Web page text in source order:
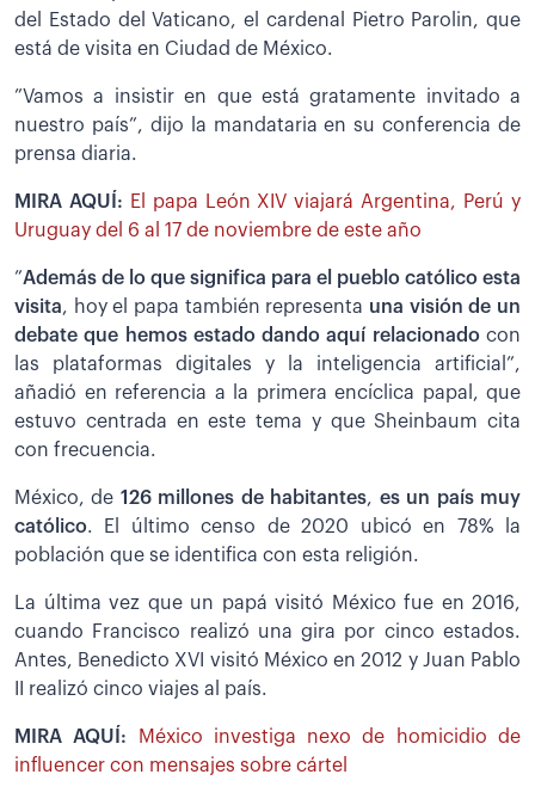
del Estado del Vaticano, el cardenal Pietro Parolin, que
está de visita en Ciudad de México.
”Vamos a insistir en que está gratamente invitado a
nuestro país”, dijo la mandataria en su conferencia de
prensa diaria.
MIRA AQUÍ: El papa León XIV viajará Argentina, Perú y
Uruguay del 6 al 17 de noviembre de este año
”Además de lo que significa para el pueblo católico esta
visita, hoy el papa también representa una visión de un
debate que hemos estado dando aquí relacionadocon
las plataformas digitales y la inteligencia artificial”,
añadió en referencia a la primera encíclica papal, que
estuvo centrada en este tema y que Sheinbaum cita
con frecuencia.
México, de 126 millones de habitantes, es un país muy
católico. El último censo de 2020 ubicó en 78% la
población que se identifica con esta religión.
La última vez que un papá visitó México fue en 2016,
cuando Francisco realizó una gira por cinco estados.
Antes, Benedicto XVI visitó México en 2012 y Juan Pablo
II realizó cinco viajes al país.
MIRA AQUÍ:
México investiga nexo de homicidio de
influencer con mensajes sobre cártel